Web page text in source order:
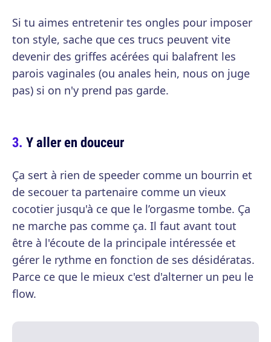
Si tu aimes entretenir tes ongles pour imposer
ton style, sache que ces trucs peuvent vite
devenir des griffes acérées qui balafrent les
parois vaginales (ou anales hein, nous on juge
pas) si on n'y prend pas garde.
Y aller en douceur
Ça sert à rien de speeder comme un bourrin et
de secouer ta partenaire comme un vieux
cocotier jusqu'à ce que le l’orgasme tombe. Ça
ne marche pas comme ça. Il faut avant tout
être à l'écoute de la principale intéressée et
gérer le rythme en fonction de ses désidératas.
Parce ce que le mieux c'est d'alterner un peu le
flow.